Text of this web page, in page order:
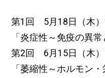
第1回 5月18日（木）
「炎症性～免疫の異
第2回 6月15日（木）
「萎縮性～ホルモン